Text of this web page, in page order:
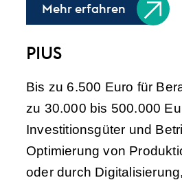
Mehr erfahren
PIUS
Bis zu 6.500 Euro für
zu 30.000 bis 500.000
Investitionsgüter und
Optimierung von
oder durch